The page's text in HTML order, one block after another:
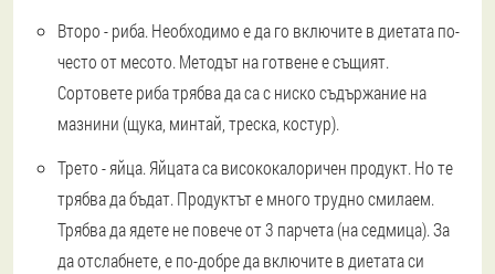
Второ - риба. Необходимо е да го включите в диетата по-
често от месото. Методът на готвене е същият.
Сортовете риба трябва да са с ниско съдържание на
мазнини (щука, минтай, треска, костур).
Трето - яйца. Яйцата са висококалоричен продукт. Но те
трябва да бъдат. Продуктът е много трудно смилаем.
Трябва да ядете не повече от 3 парчета (на седмица). За
да отслабнете, е по-добре да включите в диетата си